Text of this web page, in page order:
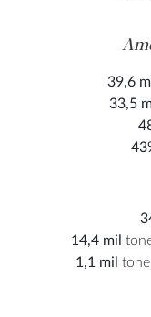
39,6
33,5
14,4 mil
1,1 mil